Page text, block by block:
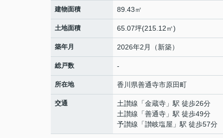
建物面積 89.43㎡
土地面積 65.07坪(215.12㎡)
築年月 2026年2月（新築）
総戸数 -
所在地 香川県善通寺市原田町
交通 土讃線 「金蔵寺 」駅 徒歩26分
土讃線 「善通寺 」駅 徒歩49分
予讃線 「讃岐塩屋 」駅 徒歩57分